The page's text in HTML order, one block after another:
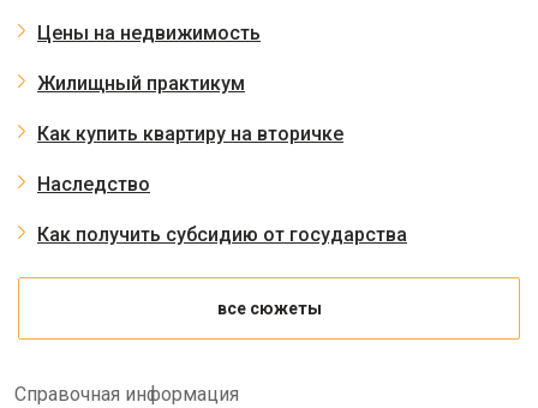
Цены на недвижимость
Жилищный практикум
Как купить квартиру на вторичке
Наследство
Как получить субсидию от государства
все сюжеты
Справочная информация